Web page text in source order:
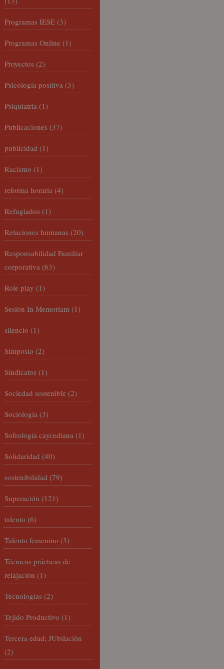
Programas IESE (3)
Programas Online (1)
Proyectos (2)
Psicología positiva (3)
Psiquiatría (1)
Publicaciones (37)
publicidad (1)
Racismo (1)
reforma horaria (4)
Refugiados (1)
Relaciones humanas (20)
Responsabilidad Familiar
corporativa (63)
Role play (1)
Sesión In Memoriam (1)
silencio (1)
Simposio (2)
Sindicatos (1)
Sociedad sostenible (2)
Sociología (3)
Sofrología caycediana (1)
Solidaridad (40)
sostenibilidad (79)
Superación (121)
talento (6)
Talento femenino (3)
Técnicas prácticas de
relajación (1)
Tecnologías (2)
Tejido Productivo (1)
Tercera edad; JUbilación
(2)